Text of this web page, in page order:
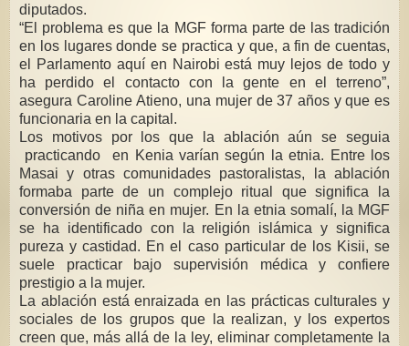
diputados.
“El problema es que la MGF forma parte de las tradición
en los lugares donde se practica y que, a fin de cuentas,
el Parlamento aquí en Nairobi está muy lejos de todo y
ha perdido el contacto con la gente en el terreno”,
asegura Caroline Atieno, una mujer de 37 años y que es
funcionaria en la capital.
Los motivos por los que la ablación aún se seguia
practicando en Kenia varían según la etnia. Entre los
Masai y otras comunidades pastoralistas, la ablación
formaba parte de un complejo ritual que significa la
conversión de niña en mujer. En la etnia somalí, la MGF
se ha identificado con la religión islámica y significa
pureza y castidad. En el caso particular de los Kisii, se
suele practicar bajo supervisión médica y confiere
prestigio a la mujer.
La ablación está enraizada en las prácticas culturales y
sociales de los grupos que la realizan, y los expertos
creen que, más allá de la ley, eliminar completamente la